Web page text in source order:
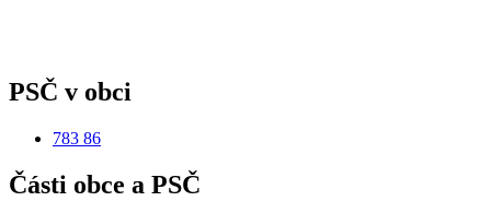
PSČ v obci
783 86
Části obce a PSČ